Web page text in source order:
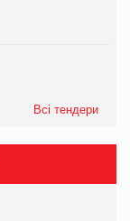
Всі тендери